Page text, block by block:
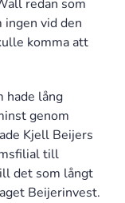
redan som
vid den
komma att
hade lång
genom
Kjell Beijers
till
det som långt
Beijerinvest.